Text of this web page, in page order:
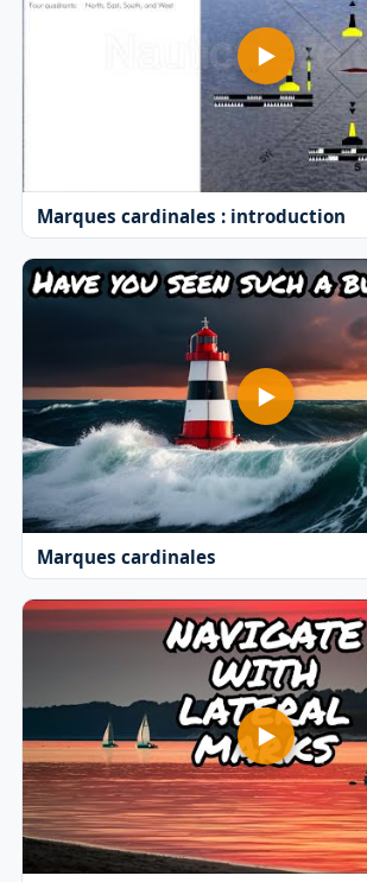
Marques cardinales : introduction
Marques cardinales